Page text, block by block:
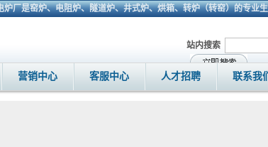
厂是窑炉、电阻炉、隧道炉、井式炉、烘箱、转炉（转窑）的专业
站内搜索
营销中心 客服中心 人才招聘 联系我们